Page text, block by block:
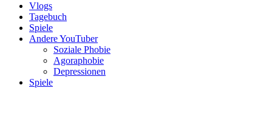
Vlogs
Tagebuch
Spiele
Andere YouTuber
Soziale Phobie
Agoraphobie
Depressionen
Spiele